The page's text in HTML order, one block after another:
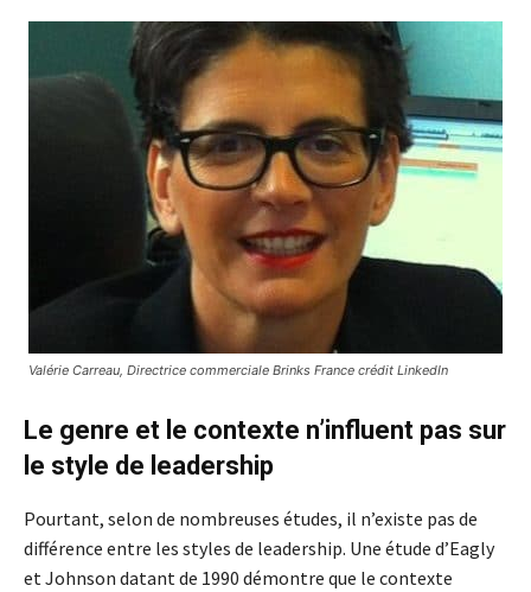
Valérie Carreau, Directrice commerciale Brinks France crédit LinkedIn
Le genre et le contexte n’influent pas sur
le style de leadership
Pourtant, selon de nombreuses études, il n’existe pas de
différence entre les styles de leadership. Une étude d’Eagly
et Johnson datant de 1990 démontre que le contexte